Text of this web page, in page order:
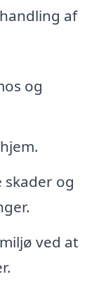
af
og
og
ved at